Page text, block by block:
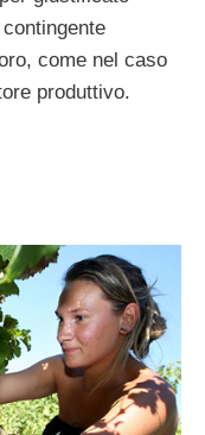
come nel caso
produttivo.